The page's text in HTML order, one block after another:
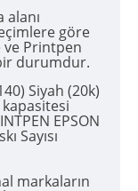
alanı
göre
Printpen
durumdur.
Siyah (20k)
EPSON
Sayısı
markaların